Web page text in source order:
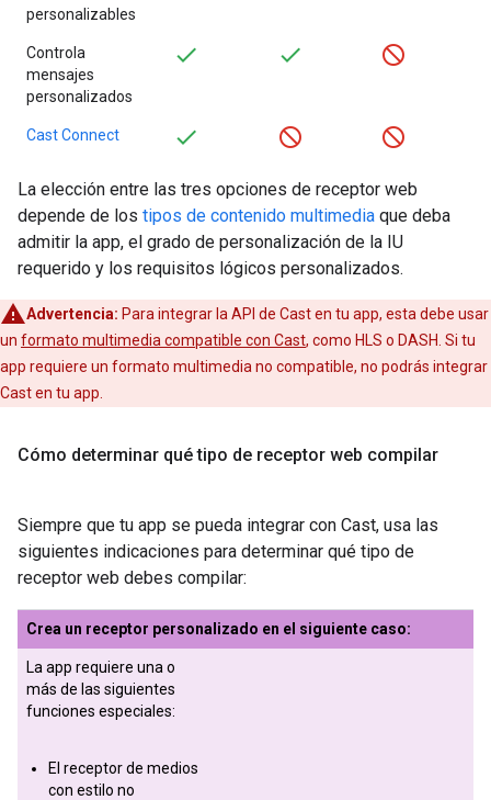
personalizables
Controla
mensajes
personalizados
Cast Connect
La elección entre las tres opciones de receptor web
depende de los tipos de contenido multimedia que deba
admitir la app, el grado de personalización de la IU
requerido y los requisitos lógicos personalizados.
Advertencia: Para integrar la API de Cast en tu app, esta debe usar
un formato multimedia compatible con Cast, como HLS o DASH. Si tu
app requiere un formato multimedia no compatible, no podrás integrar
Cast en tu app.
Cómo determinar qué tipo de receptor web compilar
Siempre que tu app se pueda integrar con Cast, usa las
siguientes indicaciones para determinar qué tipo de
receptor web debes compilar:
Crea un receptor personalizado en el siguiente caso:
La app requiere una o
más de las siguientes
funciones especiales:
El receptor de medios
con estilo no